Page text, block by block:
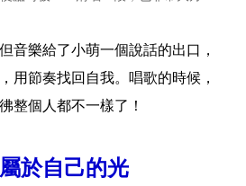
音樂給了小萌一個說話的出口，
用節奏找回自我。唱歌的時候，
整個人都不一樣了！
於自己的光